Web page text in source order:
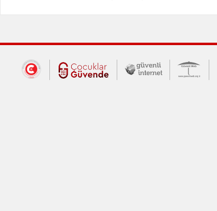
Dış Bağlantılar
Cumhurbaşkanlığı İletişim Merkezi
Çocuklar Güvende (yeni
Güvenli